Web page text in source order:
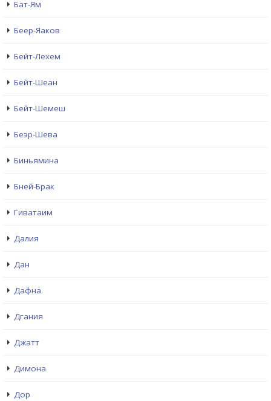
Бат-Ям
Беер-Яаков
Бейт-Лехем
Бейт-Шеан
Бейт-Шемеш
Беэр-Шева
Биньямина
Бней-Брак
Гиватаим
Далия
Дан
Дафна
Дгания
Джатт
Димона
Дор